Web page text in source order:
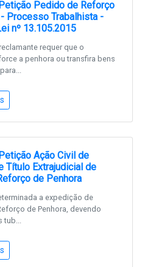
Pedido de Reforço
Processo Trabalhista -
nº 13.105.2015
requer que o
a penhora ou transfira bens
Ação Civil de
Título Extrajudicial de
de Penhora
a expedição de
de Penhora, devendo
tub...